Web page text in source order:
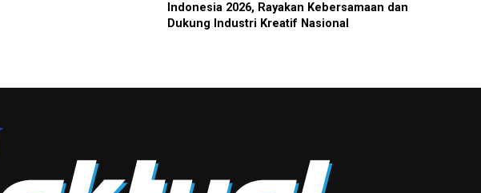
Indonesia 2026, Rayakan Kebersamaan dan
Dukung Industri Kreatif Nasional